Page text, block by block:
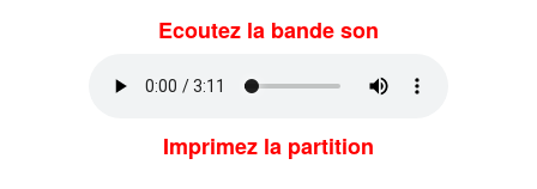
Ecoutez la bande son
Imprimez la partition